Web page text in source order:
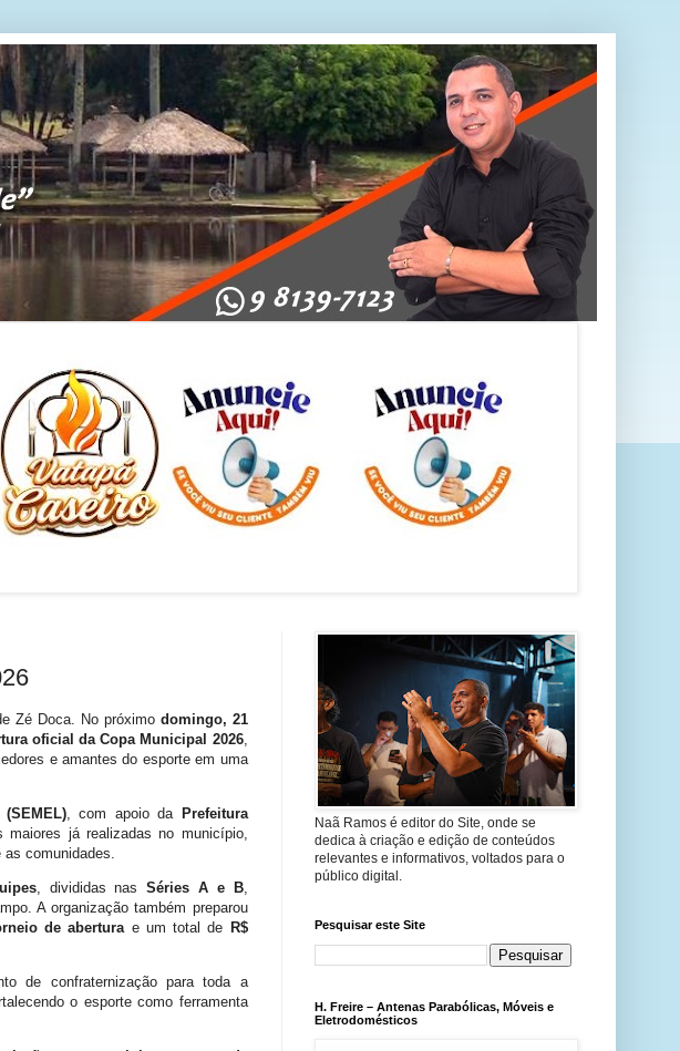
Zé Doca. No próximo domingo, 21
oficial da Copa Municipal 2026,
e amantes do esporte em uma
, com apoio da
Prefeitura
já realizadas no município,
comunidades.
, divididas nasSéries A e B,
A organização também preparou
de aberturae um total de R$
de confraternização para toda a
o esporte como ferramenta
Naã Ramos é editor do Site, onde se
dedica à criação e edição de conteúdos
relevantes e informativos, voltados para o
público digital.
Pesquisar este Site
H. Freire – Antenas Parabólicas, Móveis e
Eletrodomésticos